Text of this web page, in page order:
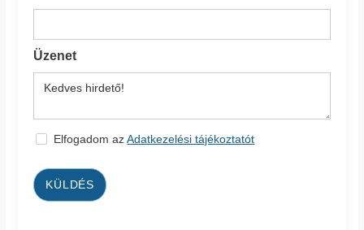
Üzenet
Elfogadom azAdatkezelési tájékoztatót
KÜLDÉS